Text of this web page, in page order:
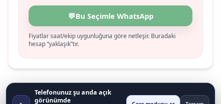
💬Bu Seçimle WhatsApp
Fiyatlar saat/ekip uygunluğuna göre netleşir. Buradaki
hesap “yaklaşık”tır.
Telefonunuz şu anda açık
görünümde